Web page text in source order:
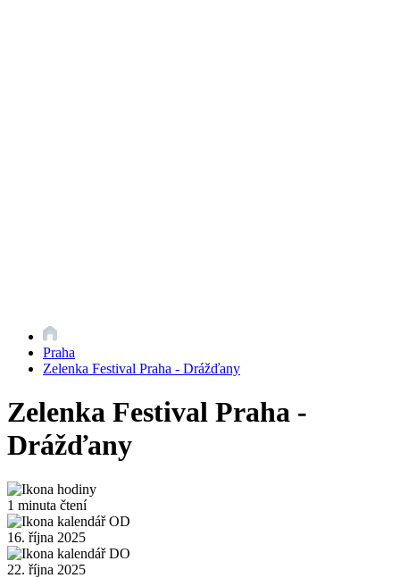
Praha
Zelenka Festival Praha - Drážďany
Zelenka Festival Praha -
Drážďany
1 minuta čtení
16. října 2025
22. října 2025